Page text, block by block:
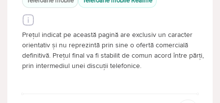
Prețul indicat pe această pagină are exclusiv un caracter
orientativ și nu reprezintă prin sine o ofertă comercială
definitivă. Prețul final va fi stabilit de comun acord între părți,
prin intermediul unei discuții telefonice.